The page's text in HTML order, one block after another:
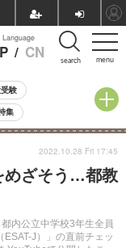
menu
Language
/ CN search
験
集
学校受験
記事めざそう…都教
内公立中学校3年生全員
J）」の直前チェッ
2022.10.28 Fri 17:45